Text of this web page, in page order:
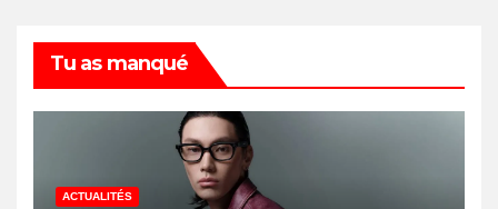
Tu as manqué
ACTUALITÉS